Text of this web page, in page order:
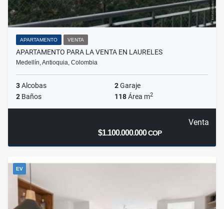
APARTAMENTO VENTA
APARTAMENTO PARA LA VENTA EN LAURELES
Medellín, Antioquia, Colombia
3Alcobas 2Garaje
2 Baños 118Área m2
Venta
$1.100.000.000COP
EV